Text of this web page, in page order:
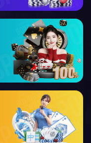
新闻资讯
News
行业动态